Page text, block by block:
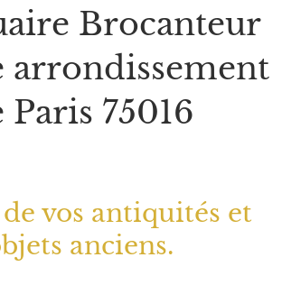
Brocanteur
arrondissement
Paris 75016
vos antiquités et
anciens.